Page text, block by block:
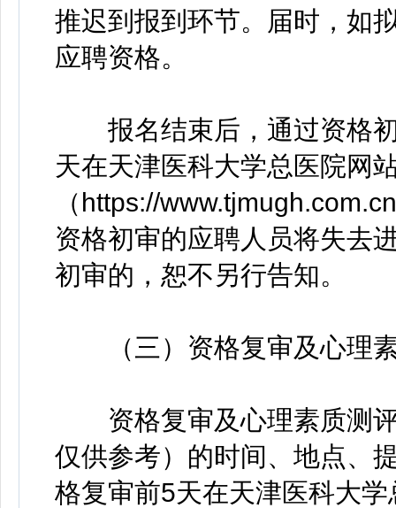
推迟到报到环节。届时，如
应聘资格。
报名结束后，通过资格初
天在天津医科大学总医院网
（https://
资格初审的应聘人员将失去
初审的，恕不另行告知。
（三）资格复审及心理
资格复审及心理素质测评
仅供参考）的时间、地点、
格复审前5天在天津医科大学